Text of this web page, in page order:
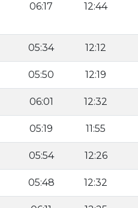
06:17 12:44
05:34 12:12
05:50 12:19
06:01 12:32
05:19 11:55
05:54 12:26
05:48 12:32